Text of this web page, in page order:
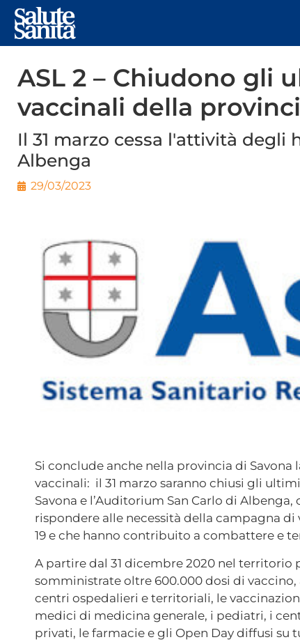
ASL 2 – Chiudono gli
vaccinali della
Il 31 marzo cessa l'attività degli
Albenga
29/03/2023
Si conclude anche nella provincia di Savona
vaccinali: il 31 marzo saranno chiusi gli
Savona e l’Auditorium San Carlo di
rispondere alle necessità della campagna di
19 e che hanno contribuito a combattere e
A partire dal 31 dicembre 2020 nel territorio
somministrate oltre 600.000 dosi di vaccino,
centri ospedalieri e territoriali, le
medici di medicina generale, i pediatri, i
privati, le farmacie e gli Open Day diffusi